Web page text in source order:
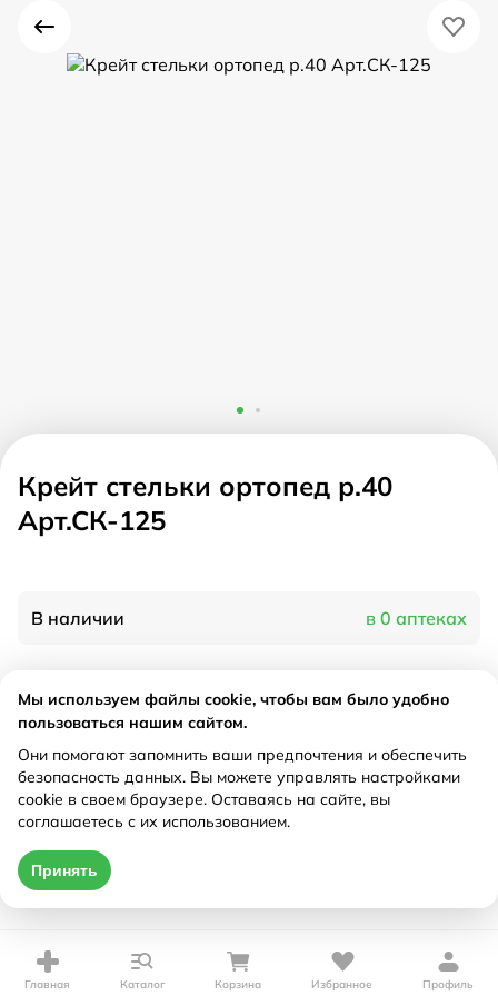
Крейт стельки ортопед р.40
Арт.СК-125
В наличии в 0 аптеках
Характеристики
Рецепт
Не требуется
Главная Каталог Корзина Избранное Профиль
Мы используем файлы cookie, чтобы вам было удобно
пользоваться нашим сайтом.
Они помогают запомнить ваши предпочтения и обеспечить
безопасность данных. Вы можете управлять настройками
cookie в своем браузере. Оставаясь на сайте, вы
соглашаетесь с их использованием.
Принять